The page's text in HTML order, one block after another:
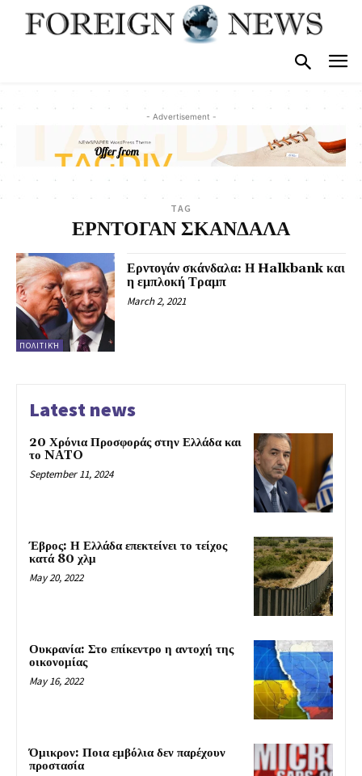
- Advertisement -
TAG
ΕΡΝΤΟΓΑΝ ΣΚΑΝΔΑΛΑ
ΠΟΛΙΤΙΚΉ
Ερντογάν σκάνδαλα: Η Halkbank και
η εμπλοκή Τραμπ
March 2, 2021
Latest news
20 Χρόνια Προσφοράς στην Ελλάδα και
το NATO
September 11, 2024
Έβρος: Η Ελλάδα επεκτείνει το τείχος
κατά 80 χλμ
May 20, 2022
Ουκρανία: Στο επίκεντρο η αντοχή της
οικονομίας
May 16, 2022
Όμικρον: Ποια εμβόλια δεν παρέχουν
προστασία